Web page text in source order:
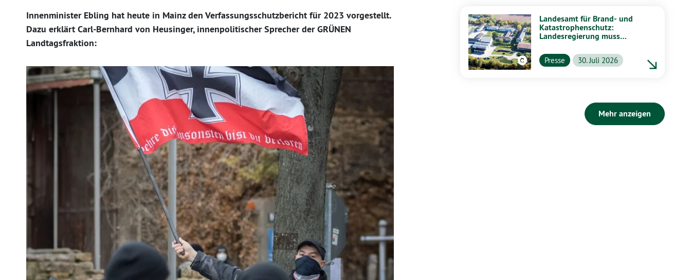
Innenminister Ebling hat heute in Mainz den Verfassungsschutzbericht für 2023 vorgestellt.
Dazu erklärt Carl-Bernhard von Heusinger, innenpolitischer Sprecher der GRÜNEN
Landtagsfraktion:
Landesamt für Brand- und
Katastrophenschutz:
Landesregierung muss
Presse 30. Juli 2026
Mehr anzeigen